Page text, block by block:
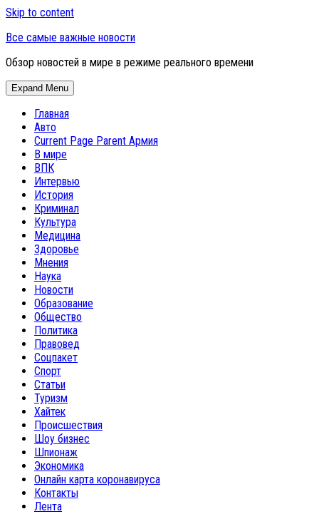
Skip to content
Все самые важные новости
Обзор новостей в мире в режиме реального времени
Expand Menu
Главная
Авто
Current Page Parent Армия
В мире
ВПК
Интервью
История
Криминал
Культура
Медицина
Здоровье
Мнения
Наука
Новости
Образование
Общество
Политика
Правовед
Соцпакет
Спорт
Статьи
Туризм
Хайтек
Происшествия
Шоу бизнес
Шпионаж
Экономика
Онлайн карта коронавируса
Контакты
Лента